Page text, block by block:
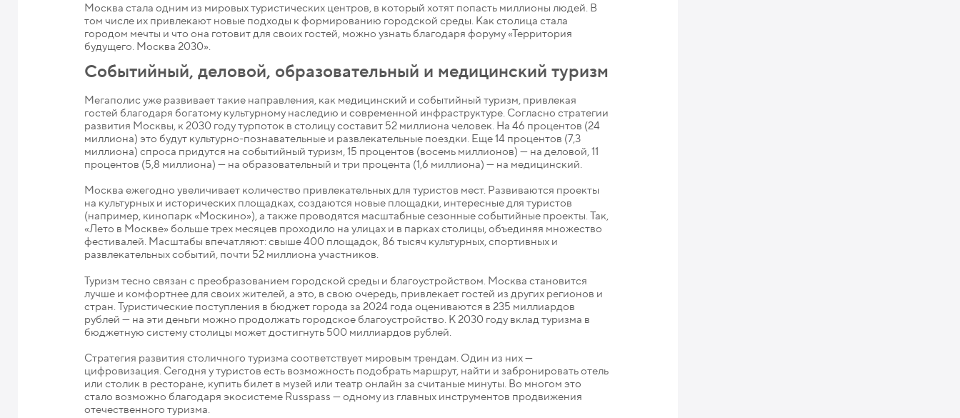
Москва стала одним из мировых туристических центров, в который хотят попасть миллионы людей. В
том числе их привлекают новые подходы к формированию городской среды. Как столица стала
городом мечты и что она готовит для своих гостей, можно узнать благодаря форуму «Территория
будущего. Москва 2030».
Событийный, деловой, образовательный и медицинский туризм
Мегаполис уже развивает такие направления, как медицинский и событийный туризм, привлекая
гостей благодаря богатому культурному наследию и современной инфраструктуре. Согласно стратегии
развития Москвы, к 2030 году турпоток в столицу составит 52 миллиона человек. На 46 процентов (24
миллиона) это будут культурно-познавательные и развлекательные поездки. Еще 14 процентов (7,3
миллиона) спроса придутся на событийный туризм, 15 процентов (восемь миллионов) — на деловой, 11
процентов (5,8 миллиона) — на образовательный и три процента (1,6 миллиона) — на медицинский.
Москва ежегодно увеличивает количество привлекательных для туристов мест. Развиваются проекты
на культурных и исторических площадках, создаются новые площадки, интересные для туристов
(например, кинопарк «Москино»), а также проводятся масштабные сезонные событийные проекты. Так,
«Лето в Москве» больше трех месяцев проходило на улицах и в парках столицы, объединяя множество
фестивалей. Масштабы впечатляют: свыше 400 площадок, 86 тысяч культурных, спортивных и
развлекательных событий, почти 52 миллиона участников.
Туризм тесно связан с преобразованием городской среды и благоустройством. Москва становится
лучше и комфортнее для своих жителей, а это, в свою очередь, привлекает гостей из других регионов и
стран. Туристические поступления в бюджет города за 2024 года оцениваются в 235 миллиардов
рублей — на эти деньги можно продолжать городское благоустройство. К 2030 году вклад туризма в
бюджетную систему столицы может достигнуть 500 миллиардов рублей.
Стратегия развития столичного туризма соответствует мировым трендам. Один из них —
цифровизация. Сегодня у туристов есть возможность подобрать маршрут, найти и забронировать отель
или столик в ресторане, купить билет в музей или театр онлайн за считаные минуты. Во многом это
стало возможно благодаря экосистеме Russpass — одному из главных инструментов продвижения
отечественного туризма.